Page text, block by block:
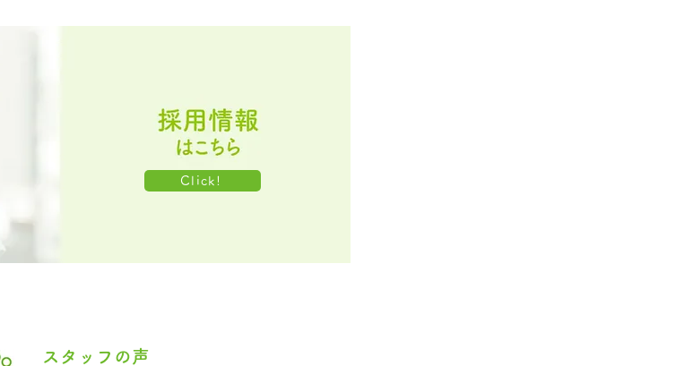
Click!
スタッフの声